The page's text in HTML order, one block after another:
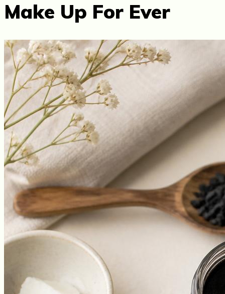
Make Up For Ever